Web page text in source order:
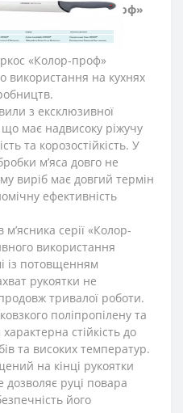
мм серії «Колор-проф»
«Колор-проф»
використання на кухнях
з ексклюзивної
що має надвисоку ріжучу
та корозостійкість. У
м’яса довго не
виріб має довгий термін
ефективність
серії «Колор-
використання
із потовщенням
рукоятки не
тривалої роботи.
поліпропілену та
стійкість до
та високих температур.
на кінці рукоятки
дозволяє руці повара
його